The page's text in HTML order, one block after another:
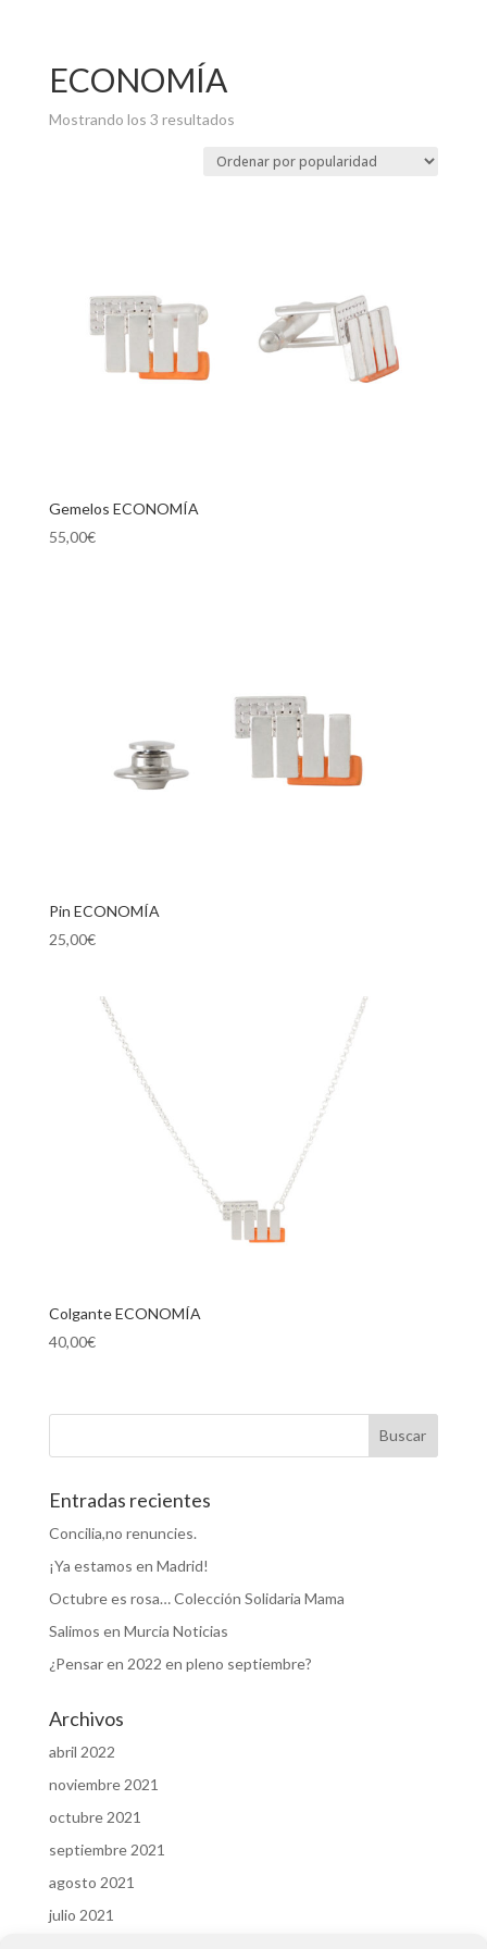
ECONOMÍA
Mostrando los 3 resultadosOrdenado
popularidad
Gemelos ECONOMÍA
55,00€
Pin ECONOMÍA
25,00€
Colgante ECONOMÍA
40,00€
Entradas recientes
Concilia,no renuncies.
¡Ya estamos en Madrid!
Octubre es rosa… Colección Solidaria Mama
Salimos en Murcia Noticias
¿Pensar en 2022 en pleno septiembre?
Archivos
abril 2022
noviembre 2021
octubre 2021
septiembre 2021
agosto 2021
julio 2021